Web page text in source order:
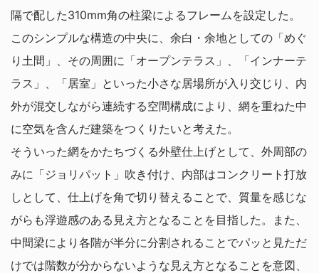
隔で配した310mm角の柱梁によるフレームを設定した。
このシンプルな構造の中央に、余白・余地としての「めぐ
り土間」、その周囲に「オープンテラス」、「インナーテ
ラス」、「居室」といった小さな居場所が入り交じり、内
外が混交しながら連続する空間構成により、網を重ねた中
に空気を含んだ建築をつくりたいと考えた。
そういった網をかたちづくる外壁仕上げとして、外周部の
みに「ジョリパット」吹き付け、内部はコンクリート打放
しとして、仕上げを角で切り替えることで、質量を感じな
がらも浮遊感のある見え方となることを目指した。また、
中間梁により各階が半分に分割されることでパッと見ただ
けでは階数が分からないような見え方となることを意図、